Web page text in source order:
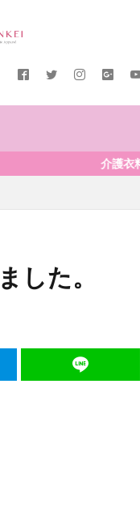
介護衣料コンシェ
した。